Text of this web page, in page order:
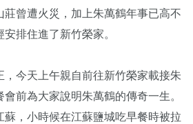
莊曾遭火災，加上朱萬鶴年事已高不
排住進了新竹榮家。
，今天上午親自前往新竹榮家載接朱
前為大家說明朱萬鶴的傳奇一生。
蘇，小時候在江蘇鹽城吃早餐時被拉